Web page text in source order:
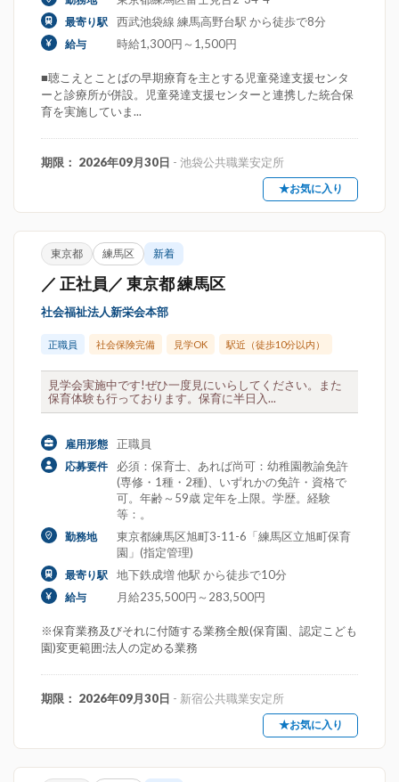
最寄り駅 西武池袋線 練馬高野台駅 から徒歩で8分
給与 時給1,300円～1,500円
■聴こえとことばの早期療育を主とする児童発達支援センタ
ーと診療所が併設。児童発達支援センターと連携した統合保
育を実施していま...
期限： 2026年09月30日 - 池袋公共職業安定所
★お気に入り
東京都 練馬区 新着
／ 正社員／ 東京都 練馬区
社会福祉法人新栄会本部
正職員 社会保険完備 見学OK 駅近（徒歩10分以内）
見学会実施中です!ぜひ一度見にいらしてください。また
保育体験も行っております。保育に半日入...
雇用形態 正職員
応募要件
必須：保育士、あれば尚可：幼稚園教諭免許
(専修・1種・2種)、いずれかの免許・資格で
可。年齢～59歳 定年を上限。学歴。経験
等：。
勤務地
東京都練馬区旭町3-11-6「練馬区立旭町保育
園」(指定管理)
最寄り駅 地下鉄成増 他駅 から徒歩で10分
給与 月給235,500円～283,500円
※保育業務及びそれに付随する業務全般(保育園、認定こども
園)変更範囲:法人の定める業務
期限： 2026年09月30日 - 新宿公共職業安定所
★お気に入り